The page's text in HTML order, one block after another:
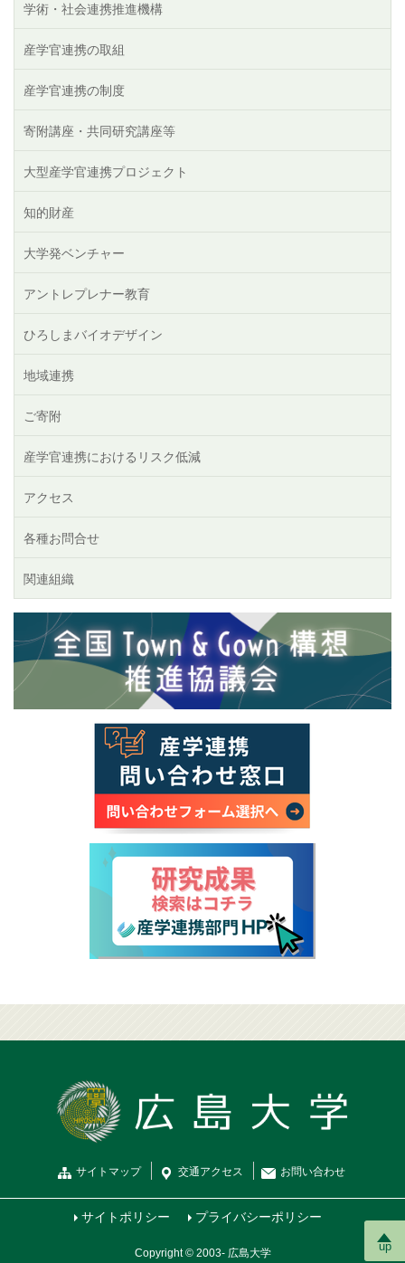
学術・社会連携推進機構
産学官連携の取組
産学官連携の制度
寄附講座・共同研究講座等
大型産学官連携プロジェクト
知的財産
大学発ベンチャー
アントレプレナー教育
ひろしまバイオデザイン
地域連携
ご寄附
産学官連携におけるリスク低減
アクセス
各種お問合せ
関連組織
up
サイトマップ 交通アクセス お問い合わせ
サイトポリシー プライバシーポリシー
Copyright © 2003- 広島大学